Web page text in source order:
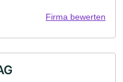
Firma bewerten